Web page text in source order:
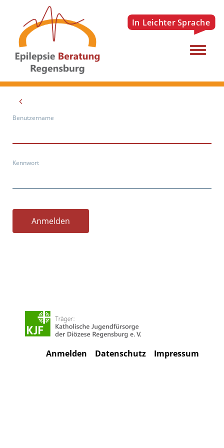
Menu
Benutzername
Kennwort
Anmelden
Impressum
Datenschutz
Anmelden